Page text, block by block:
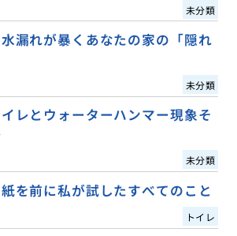
未分類
漏れが暴くあなたの家の「隠れ
未分類
レとウォーターハンマー現象そ
未分類
を前に私が試したすべてのこと
トイレ